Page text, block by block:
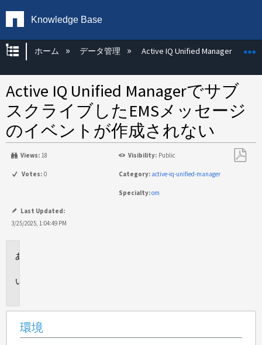
Knowledge Base
グローバル階層を展開/折りたたむ
ホーム データ管理 Active IQ Unified Manager
Active IQ Unified Managerでサブ
スクライブしたEMSメッセージ
のイベントが作成されない
Views: 18 Visibility: Public
Votes: 0 Category: active-iq-unified-manager
Specialty:om
Last Updated:
3/25/2025, 1:04:49 PM
環境